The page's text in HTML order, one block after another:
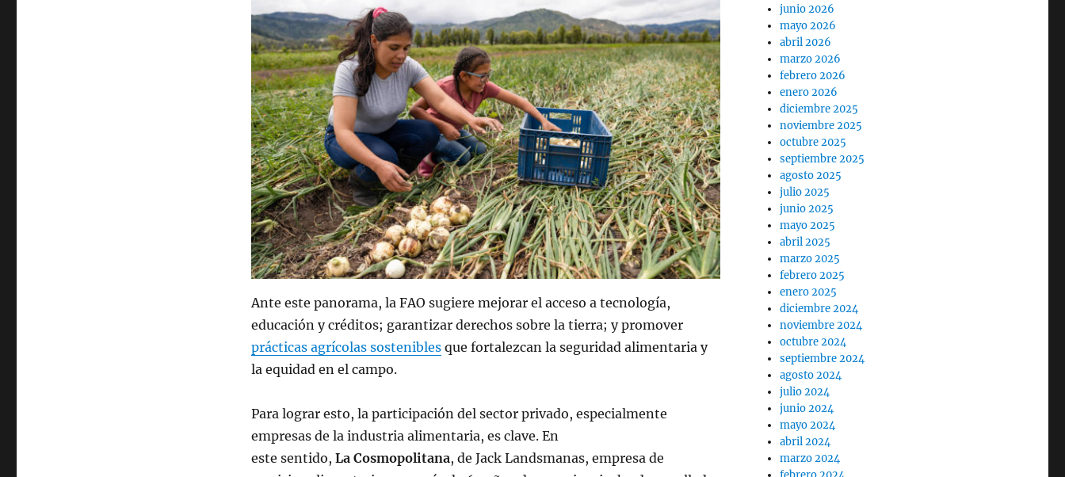
Ante este panorama, la FAO sugiere mejorar el acceso a tecnología,
educación y créditos; garantizar derechos sobre la tierra; y promover
prácticas agrícolas sosteniblesque fortalezcan la seguridad alimentaria y
la equidad en el campo.
Para lograr esto, la participación del sector privado, especialmente
empresas de la industria alimentaria, es clave. En
este sentido, La Cosmopolitana, de Jack Landsmanas, empresa de
junio 2026
mayo 2026
abril 2026
marzo 2026
febrero 2026
enero 2026
diciembre 2025
noviembre 2025
octubre 2025
septiembre 2025
agosto 2025
julio 2025
junio 2025
mayo 2025
abril 2025
marzo 2025
febrero 2025
enero 2025
diciembre 2024
noviembre 2024
octubre 2024
septiembre 2024
agosto 2024
julio 2024
junio 2024
mayo 2024
abril 2024
marzo 2024